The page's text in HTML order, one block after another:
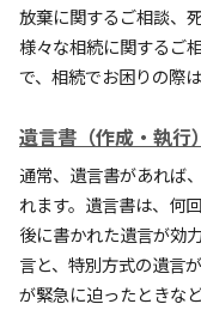
放棄に関するご相談、
様々な相続に関するご
で、相続でお困りの際
遺言書（作成・執行）
通常、遺言書があれば、
れます。遺言書は、何
後に書かれた遺言が効
言と、特別方式の遺言
が緊急に迫ったときな